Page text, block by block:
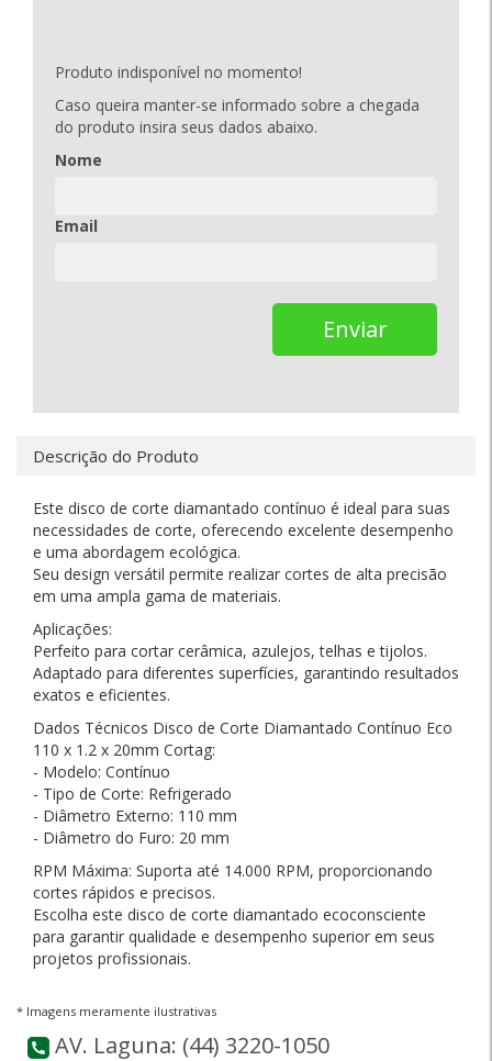
Produto indisponível no momento!
Caso queira manter-se informado sobre a chegada
do produto insira seus dados abaixo.
Nome
Email
Enviar
Descrição do Produto
Este disco de corte diamantado contínuo é ideal para suas
necessidades de corte, oferecendo excelente desempenho
e uma abordagem ecológica.
Seu design versátil permite realizar cortes de alta precisão
em uma ampla gama de materiais.
Aplicações:
Perfeito para cortar cerâmica, azulejos, telhas e tijolos.
Adaptado para diferentes superfícies, garantindo resultados
exatos e eficientes.
Dados Técnicos Disco de Corte Diamantado Contínuo Eco
110 x 1.2 x 20mm Cortag:
- Modelo: Contínuo
- Tipo de Corte: Refrigerado
- Diâmetro Externo: 110 mm
- Diâmetro do Furo: 20 mm
RPM Máxima: Suporta até 14.000 RPM, proporcionando
cortes rápidos e precisos.
Escolha este disco de corte diamantado ecoconsciente
para garantir qualidade e desempenho superior em seus
projetos profissionais.
* Imagens meramente ilustrativas
AV. Laguna: (44) 3220-1050